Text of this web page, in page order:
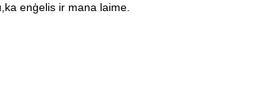
enģelis ir mana laime.